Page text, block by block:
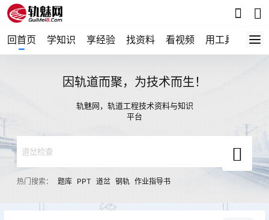
回首页 学知识 享经验 找资料 看视频 用工具 论技
因轨道而聚，为技术而生！
轨魅网，轨道工程技术资料与知识
平台
热门搜索： 题库 PPT 道岔 钢轨 作业指导书